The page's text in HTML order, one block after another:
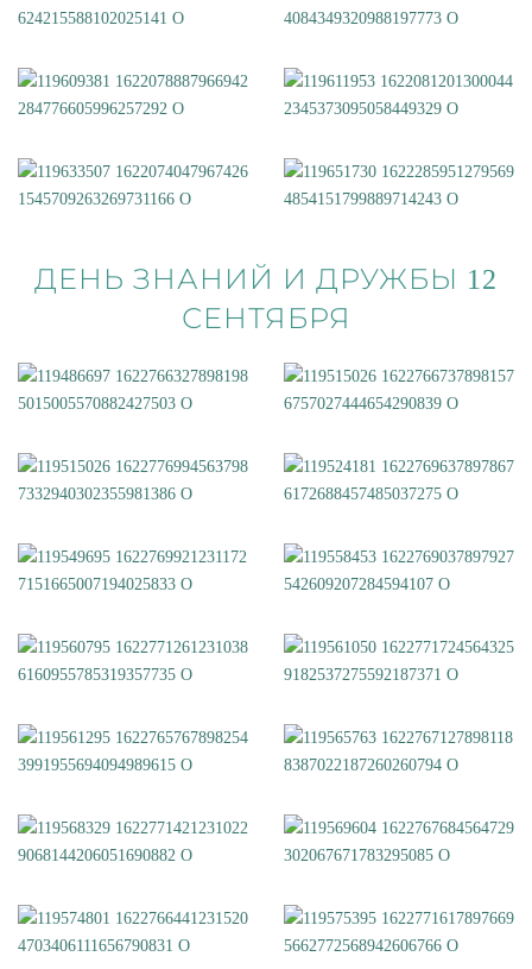
ДЕНЬ ЗНАНИЙ И ДРУЖБЫ 12
СЕНТЯБРЯ